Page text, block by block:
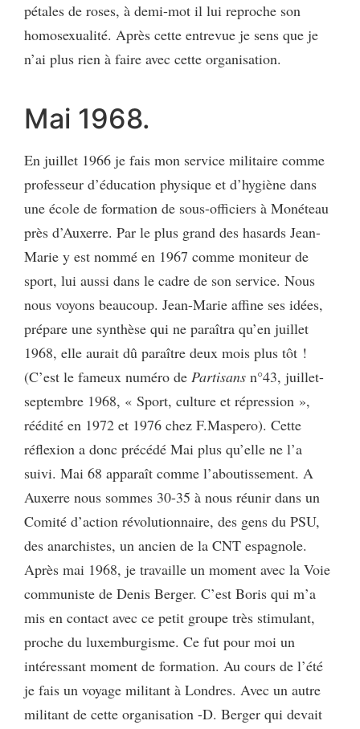
pétales de roses, à demi-mot il lui reproche son
homosexualité. Après cette entrevue je sens que je
n’ai plus rien à faire avec cette organisation.
Mai 1968.
En juillet 1966 je fais mon service militaire comme
professeur d’éducation physique et d’hygiène dans
une école de formation de sous-officiers à Monéteau
près d’Auxerre. Par le plus grand des hasards Jean-
Marie y est nommé en 1967 comme moniteur de
sport, lui aussi dans le cadre de son service. Nous
nous voyons beaucoup. Jean-Marie affine ses idées,
prépare une synthèse qui ne paraîtra qu’en juillet
1968, elle aurait dû paraître deux mois plus tôt !
(C’est le fameux numéro de Partisans n°43, juillet-
septembre 1968, « Sport, culture et répression »,
réédité en 1972 et 1976 chez F.Maspero). Cette
réflexion a donc précédé Mai plus qu’elle ne l’a
suivi. Mai 68 apparaît comme l’aboutissement. A
Auxerre nous sommes 30-35 à nous réunir dans un
Comité d’action révolutionnaire, des gens du PSU,
des anarchistes, un ancien de la CNT espagnole.
Après mai 1968, je travaille un moment avec la Voie
communiste de Denis Berger. C’est Boris qui m’a
mis en contact avec ce petit groupe très stimulant,
proche du luxemburgisme. Ce fut pour moi un
intéressant moment de formation. Au cours de l’été
je fais un voyage militant à Londres. Avec un autre
militant de cette organisation -D. Berger qui devait